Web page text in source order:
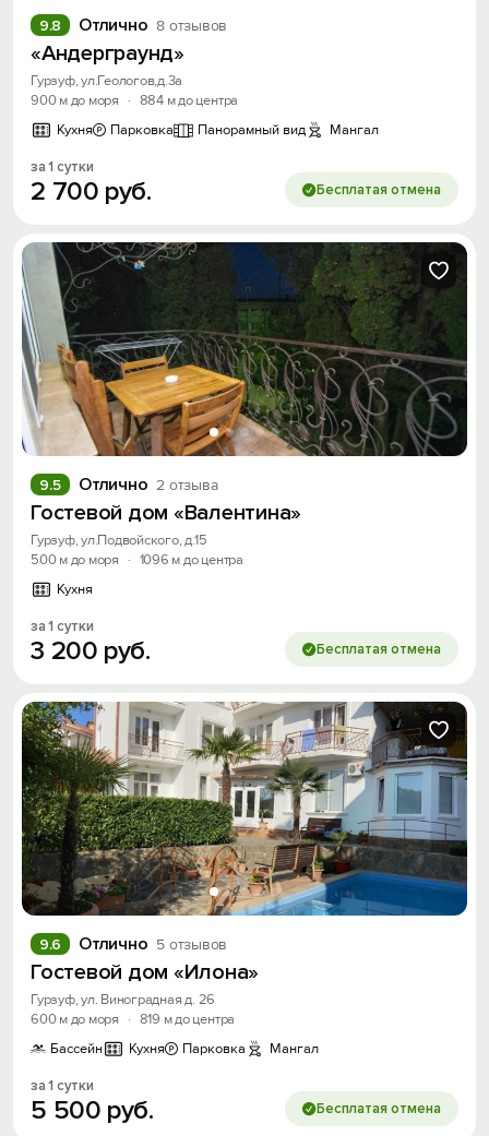
Отлично 8 отзывов
9.8
«Андерграунд»
Гурзуф, ул.Геологов,д.3а
900 м до моря
· 884 м до центра
Кухня
Парковка Панорамный вид Мангал
за 1 сутки
2 700 руб. Бесплатая отмена
Отлично 2 отзыва
9.5
Гостевой дом «Валентина»
Гурзуф, ул.Подвойского, д.15
500 м до моря
· 1096 м до центра
Кухня
за 1 сутки
3 200 руб. Бесплатая отмена
Отлично 5 отзывов
9.6
Гостевой дом «Илона»
Гурзуф, ул. Виноградная д. 26
600 м до моря
· 819 м до центра
Бассейн
Кухня Парковка Мангал
за 1 сутки
5 500 руб. Бесплатая отмена